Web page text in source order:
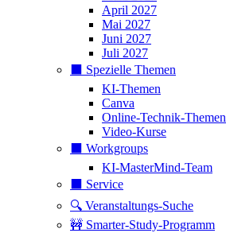
April 2027
Mai 2027
Juni 2027
Juli 2027
⬛️ Spezielle Themen
KI-Themen
Canva
Online-Technik-Themen
Video-Kurse
⬛️ Workgroups
KI-MasterMind-Team
⬛️ Service
🔍 Veranstaltungs-Suche
🚧 Smarter-Study-Programm